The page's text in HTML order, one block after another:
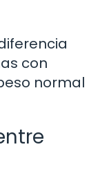
con
normal